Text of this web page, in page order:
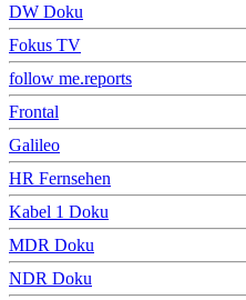
DW Doku
Fokus TV
follow me.reports
Frontal
Galileo
HR Fernsehen
Kabel 1 Doku
MDR Doku
NDR Doku